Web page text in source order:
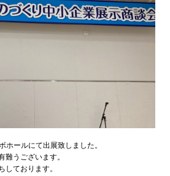
ホールにて出展致しました。
難うございます。
しております。